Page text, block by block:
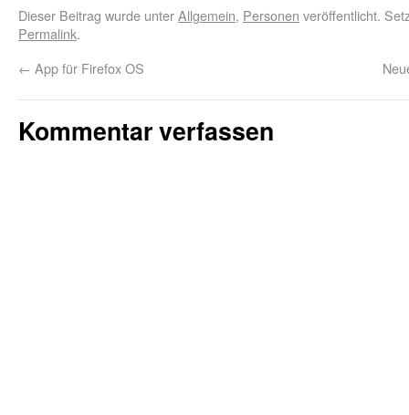
Dieser Beitrag wurde unterAllgemein, Personen veröffentlicht.
Permalink.
← App für Firefox OS
Kommentar verfassen